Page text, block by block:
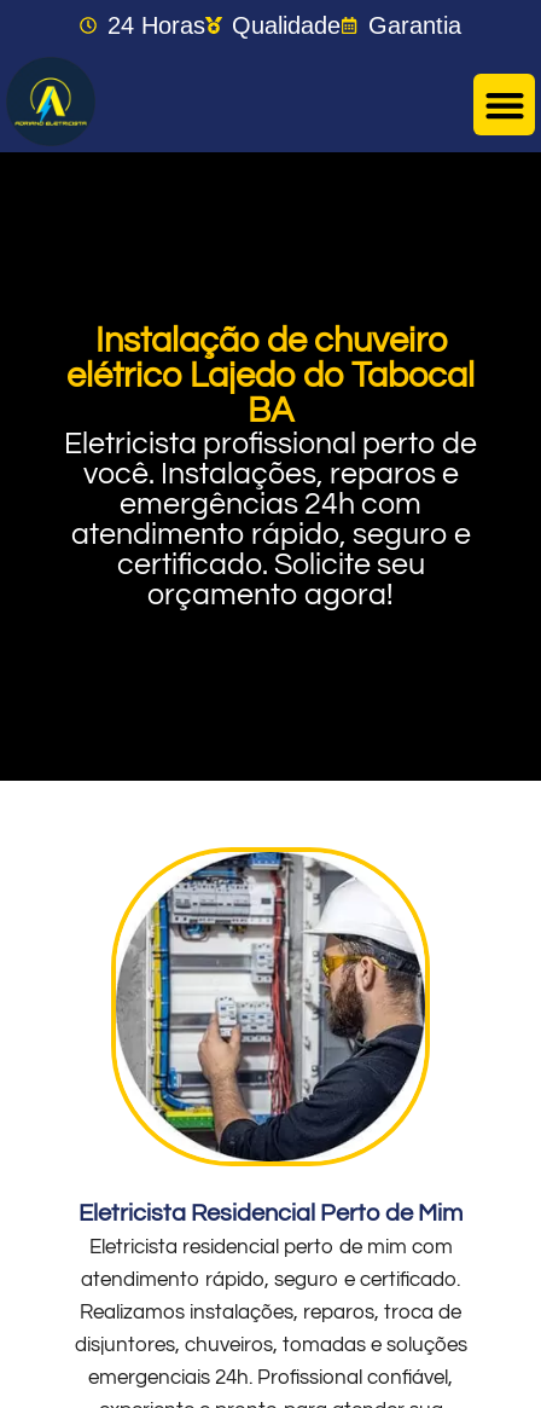
24 Horas Qualidade Garantia
Instalação de chuveiro
elétrico Lajedo do Tabocal
BA
Eletricista profissional perto de
você. Instalações, reparos e
emergências 24h com
atendimento rápido, seguro e
certificado. Solicite seu
orçamento agora!
Eletricista Residencial Perto de Mim
Eletricista residencial perto de mim com
atendimento rápido, seguro e certificado.
Realizamos instalações, reparos, troca de
disjuntores, chuveiros, tomadas e soluções
emergenciais 24h. Profissional confiável,